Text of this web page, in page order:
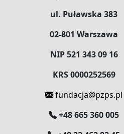
ul. Puławska 383
02-801 Warszawa
NIP 521 343 09 16
KRS 0000252569
fundacja@pzps.pl
+48 665 360 005